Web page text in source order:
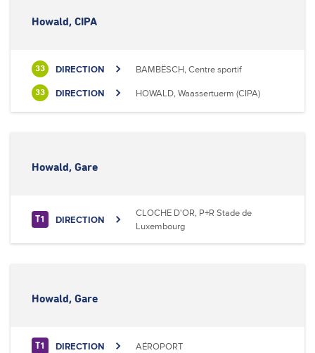
Howald, CIPA
33 DIRECTION BAMBËSCH, Centre sportif
33 DIRECTION HOWALD, Waassertuerm (CIPA)
Howald, Gare
T1 DIRECTION
CLOCHE D'OR, P+R Stade de
Luxembourg
Howald, Gare
T1 DIRECTION AÉROPORT